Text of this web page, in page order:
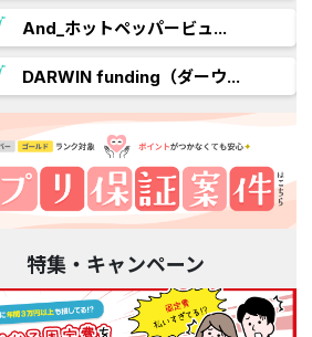
And_ホットペッパービュ...
DARWIN funding（ダーウ...
特集・キャンペーン